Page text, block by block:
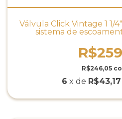
Válvula Click Vintage 1 1/
sistema de
R$246,05
6 x de R$43,17